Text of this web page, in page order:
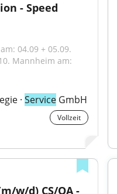
- Speed
am: 04.09 + 05.09.
Mannheim am:
· Service GmbH
Vollzeit
w/d) CS/QA -